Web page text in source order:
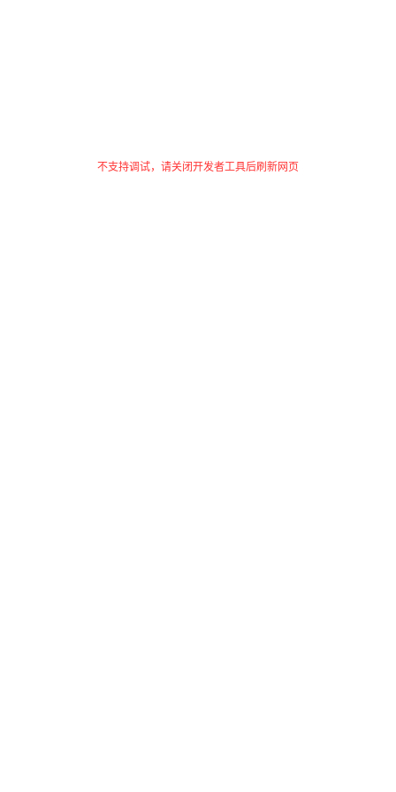
不支持调试，请关闭开发者工具后刷新网页